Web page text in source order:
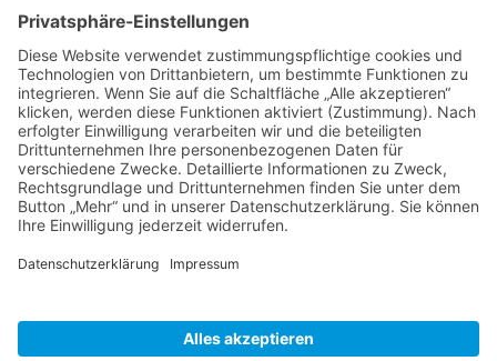
Service Hotline
Shop Service
Informationen
* Alle Preise inkl. gesetzl. Mehrwertsteuer zzgl.Versandkostenund ggf.
Nachnahmegebühren, wenn nicht anders beschrieben
Bestellung Downloads
Widerrufsbelehrung Datenschutz